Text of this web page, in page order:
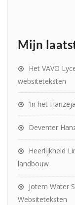
Mijn
Het VAVO
websiteteksten
‘In het
Deventer
Heerlijkheid
landbouw
Jotem Water
Websiteteksten